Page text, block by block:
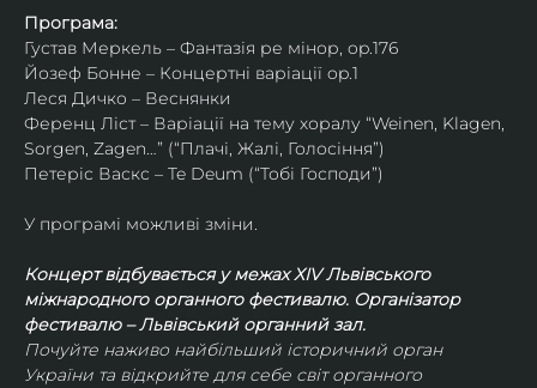
Програма:
Густав Меркель – Фантазія ре мінор, op.176
Йозеф Бонне – Концертні варіації op.1
Леся Дичко – Веснянки
Ференц Ліст – Варіації на тему хоралу “Weinen, Klagen,
Sorgen, Zagen…” (“Плачі, Жалі, Голосіння”)
Петеріс Васкс – Te Deum (“Тобі Господи”)
У програмі можливі зміни.
Концерт відбувається у межах ХIV Львівського
міжнародного органного фестивалю. Організатор
фестивалю – Львівський органний зал.
Почуйте наживо найбільший історичний орган
України та відкрийте для себе світ органного